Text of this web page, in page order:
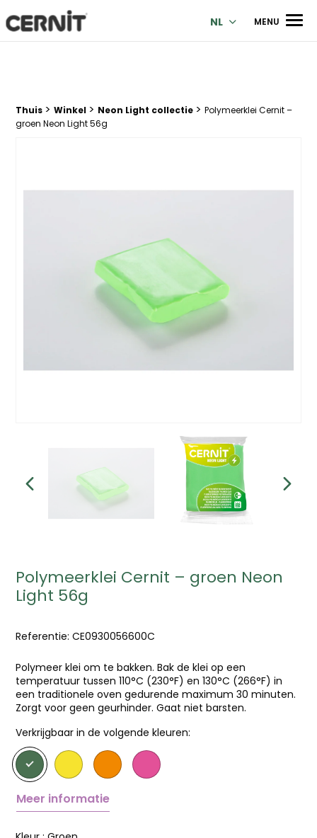
Cernit Une qualité haut de gamme pour des créations
NL MENU
Breadcrumb trail:
Thuis > Winkel > Neon Light collectie > Polymeerklei Cernit –
groen Neon Light 56g
Polymeerklei Cernit – groen Neon
Light 56g
Referentie: CE0930056600C
Polymeer klei om te bakken. Bak de klei op een
temperatuur tussen 110°C (230°F) en 130°C (266°F) in
een traditionele oven gedurende maximum 30 minuten.
Zorgt voor geen geurhinder. Gaat niet barsten.
Verkrijgbaar in de volgende kleuren:
Meer informatie